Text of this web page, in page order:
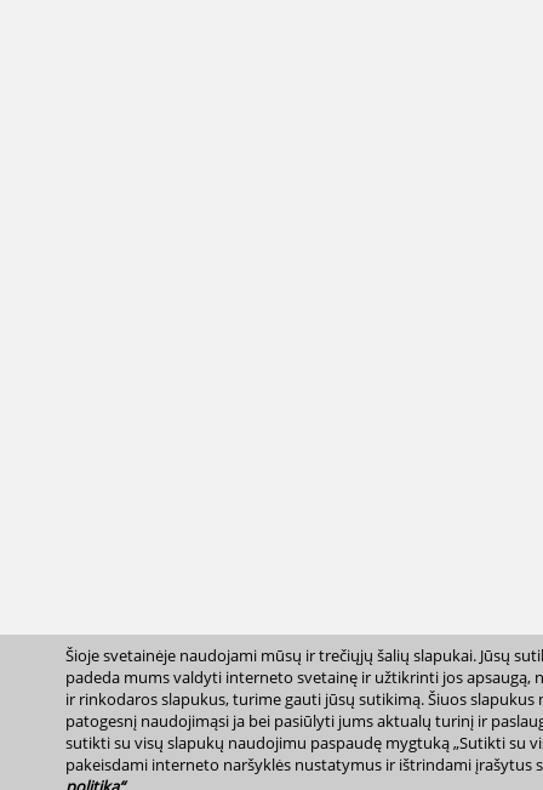
Šioje svetainėje naudojami mūsų ir trečiųjų šalių slapukai. Jūsų
padeda mums valdyti interneto svetainę ir užtikrinti jos
ir rinkodaros slapukus, turime gauti jūsų sutikimą. Šiuos
patogesnį naudojimąsi ja bei pasiūlyti jums aktualų turinį ir
sutikti su visų slapukų naudojimu paspaudę mygtuką „Sutikti su
pakeisdami interneto naršyklės nustatymus ir ištrindami įrašytus